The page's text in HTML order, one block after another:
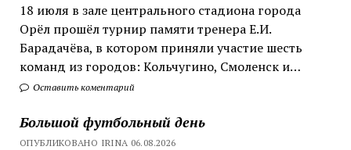
18 июля в зале центрального стадиона города
Орёл прошёл турнир памяти тренера Е.И.
Барадачёва, в котором приняли участие шесть
команд из городов: Кольчугино, Смоленск и…
Оставить коментарий
Большой футбольный день
ОПУБЛИКОВАНО IRINA 06.08.2026